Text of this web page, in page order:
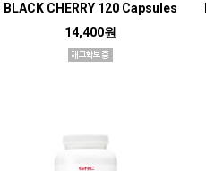
BLACK CHERRY 120 Capsules
14,400원